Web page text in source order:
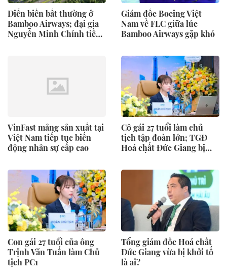
Diễn biến bất thường ở
Bamboo Airways; đại gia
Nguyễn Minh Chính tiềm
Giám đốc Boeing Việt
Nam về FLC giữa lúc
Bamboo Airways gặp khó
VinFast mảng sản xuất tại
Việt Nam tiếp tục biến
động nhân sự cấp cao
Cô gái 27 tuổi làm chủ
tịch tập đoàn lớn; TGĐ
Hoá chất Đức Giang bị
Con gái 27 tuổi của ông
Trịnh Văn Tuấn làm Chủ
tịch PC1
Tổng giám đốc Hoá chất
Đức Giang vừa bị khởi tố
là ai?